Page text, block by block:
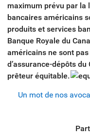
maximum prévu par la
bancaires américains
produits et services
Banque Royale du
américains ne sont
d’assurance-dépôts du
prêteur équitable.
Un mot de nos